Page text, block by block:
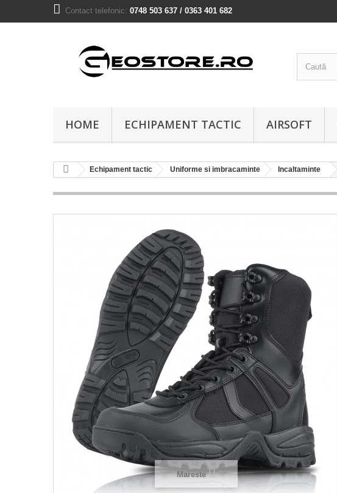
Contact telefonic: 0748 503 637 / 0363 401 682
HOME ECHIPAMENT TACTIC AIRSOFT
Echipament tactic Uniforme si imbracaminte Incaltaminte
Mareste